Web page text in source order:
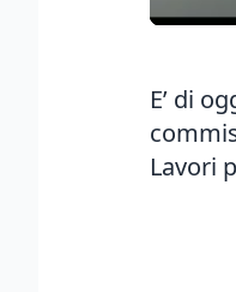
E’ di
Lavori